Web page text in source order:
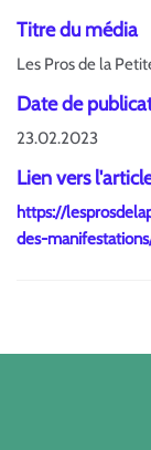
Titre du média
Les Pros de la
Date de
23.02.2023
Lien vers
https://
des-